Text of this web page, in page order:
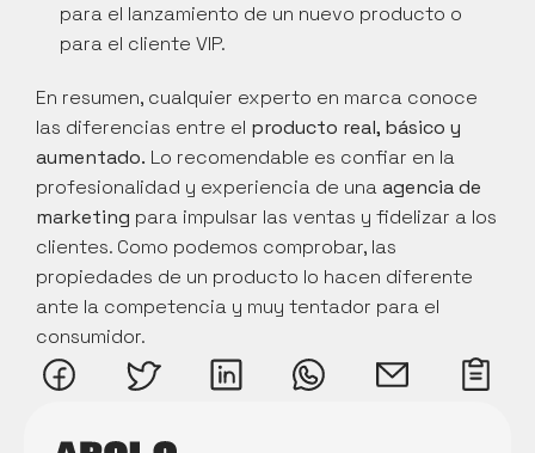
para el lanzamiento de un nuevo producto o
para el cliente VIP.
En resumen, cualquier experto en marca conoce
las diferencias entre el producto real, básico y
aumentado. Lo recomendable es confiar en la
profesionalidad y experiencia de una agencia de
marketing para impulsar las ventas y fidelizar a los
clientes. Como podemos comprobar, las
propiedades de un producto lo hacen diferente
ante la competencia y muy tentador para el
consumidor.